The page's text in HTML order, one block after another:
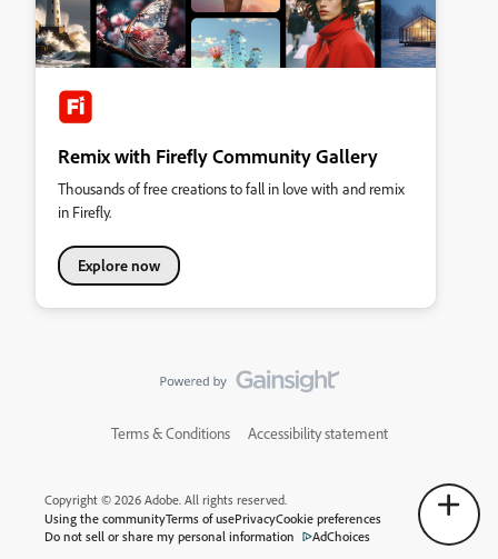
Remix with Firefly Community Gallery
Thousands of free creations to fall in love with and remix
in Firefly.
Explore now
Terms & Conditions Accessibility statement
Copyright © 2026 Adobe. All rights reserved.
Using the communityTerms of usePrivacyCookie preferences
Do not sell or share my personal information
AdChoices